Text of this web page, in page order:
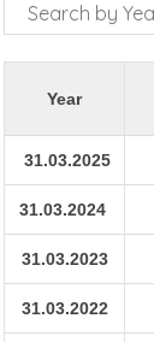
Year
31.03.2025
31.03.2024
31.03.2023
31.03.2022